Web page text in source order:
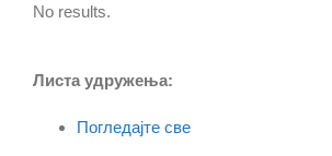
No results.
Листа удружења:
Погледајте све